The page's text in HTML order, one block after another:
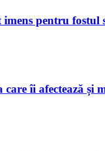
pentru
care îi afectează